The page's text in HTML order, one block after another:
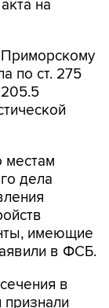
205.5
имеющие
в ФСБ.
в